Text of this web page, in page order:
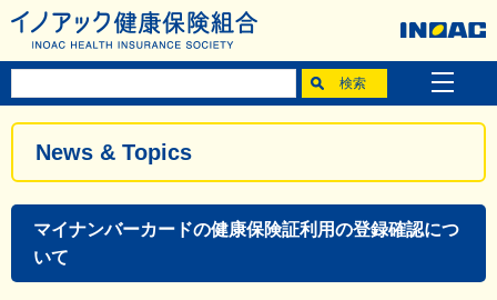
News & Topics
マイナンバーカードの健康保険証利用の登録確認につ
いて